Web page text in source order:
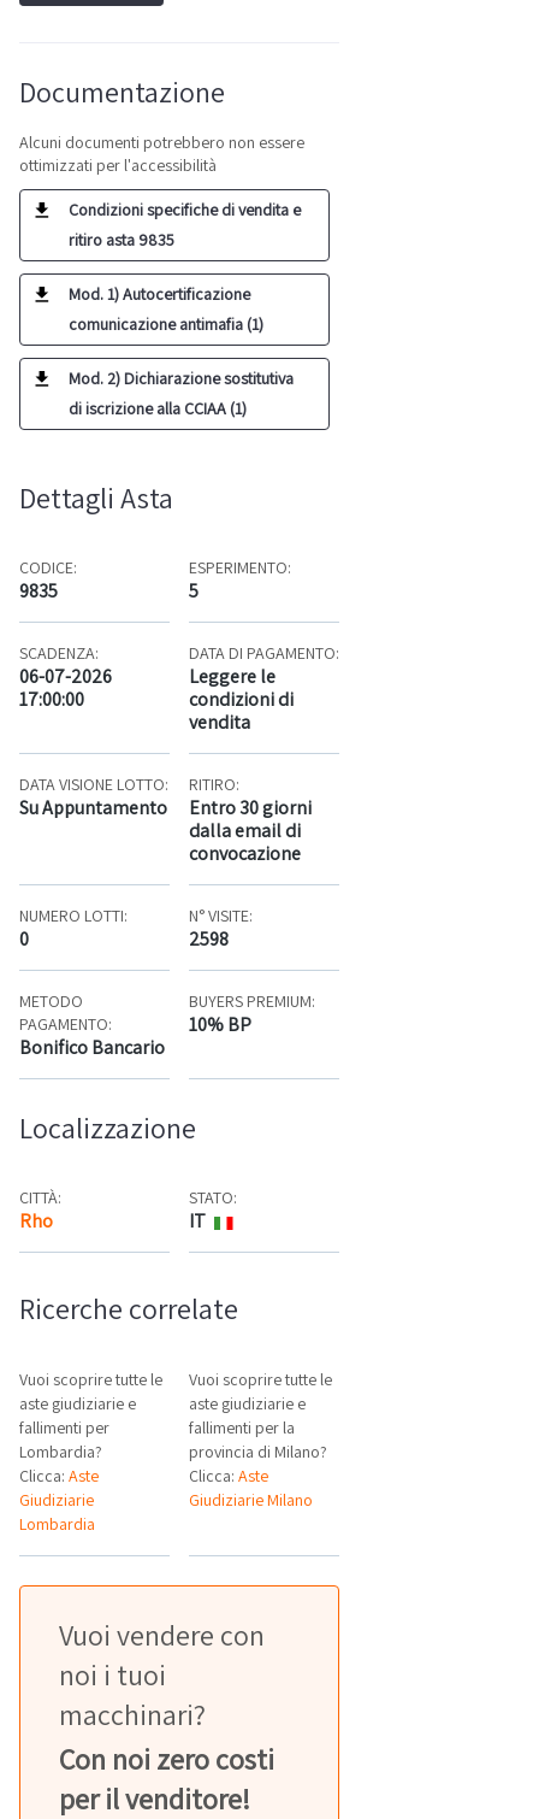
Documentazione
Alcuni documenti potrebbero non essere
ottimizzati per l'accessibilità
Condizioni specifiche di vendita e
ritiro asta 9835
Mod. 1) Autocertificazione
comunicazione antimafia (1)
Mod. 2) Dichiarazione sostitutiva
di iscrizione alla CCIAA (1)
Dettagli Asta
CODICE:
9835
ESPERIMENTO:
5
SCADENZA:
06-07-2026
17:00:00
DATA DI PAGAMENTO:
Leggere le
condizioni di
vendita
DATA VISIONE LOTTO:
Su Appuntamento
RITIRO:
Entro 30 giorni
dalla email di
convocazione
NUMERO LOTTI:
0
N° VISITE:
2598
METODO
PAGAMENTO:
Bonifico Bancario
BUYERS PREMIUM:
10% BP
Localizzazione
CITTÀ:
Rho Mappa
STATO:
IT
Ricerche correlate
Vuoi scoprire tutte le
aste giudiziarie e
fallimenti per
Lombardia?
Clicca: Aste
Giudiziarie
Lombardia
Vuoi scoprire tutte le
aste giudiziarie e
fallimenti per la
provincia di Milano?
Clicca:Aste
Giudiziarie Milano
Vuoi vendere con
noi i tuoi
macchinari?
Con noi zero costi
per il venditore!